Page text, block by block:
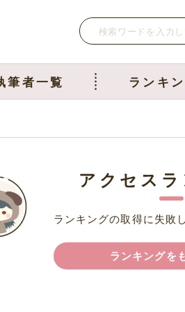
筆者一覧 ランキ
アクセス
ランキングの取得に失敗
ランキングを